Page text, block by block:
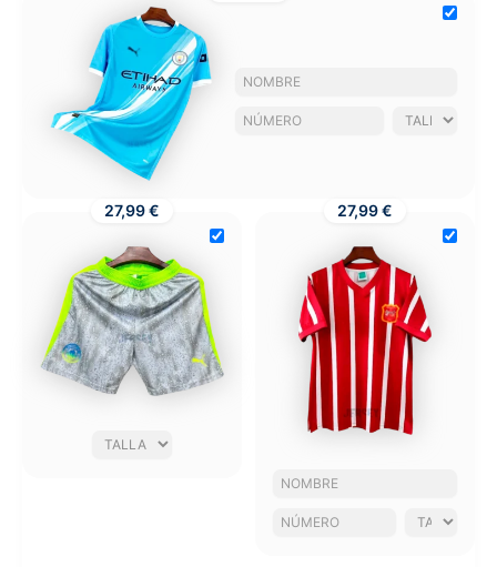
27,99 € 27,99 €